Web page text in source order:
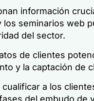
información
los seminarios web
del sector.
de clientes
y la captación de
cualificar a los
del embudo de